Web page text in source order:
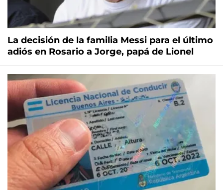
La decisión de la familia Messi para el último
adiós en Rosario a Jorge, papá de Lionel